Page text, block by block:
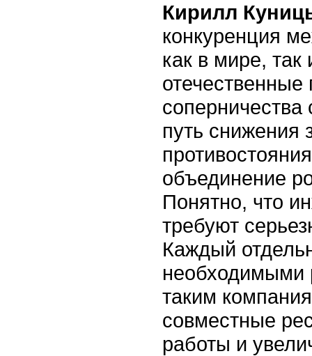
Кирилл
конкуренция
как в мире, так
путь снижения
объединение
Понятно, что
требуют
Каждый
необходимыми
таким
совместные
работы и